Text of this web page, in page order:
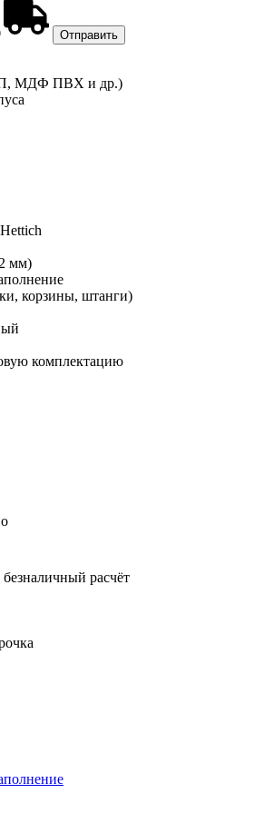
МДФ ПВХ и др.)
мм)
корзины, штанги)
комплектацию
расчёт